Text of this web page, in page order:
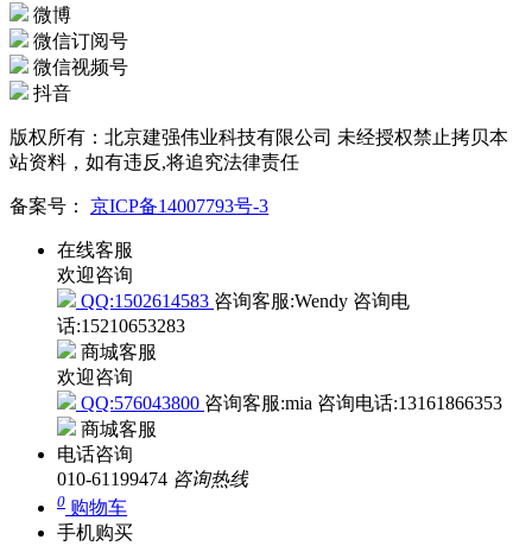
微博
微信订阅号
微信视频号
抖音
版权所有：北京建强伟业科技有限公司 未经授权禁止拷贝本
站资料，如有违反,将追究法律责任
备案号： 京ICP备14007793号-3
在线客服
欢迎咨询
QQ:1502614583 咨询客服:Wendy 咨询电
话:15210653283
商城客服
欢迎咨询
QQ:576043800 咨询客服:mia 咨询电话:13161866353
商城客服
电话咨询
010-61199474 咨询热线
0 购物车
手机购买